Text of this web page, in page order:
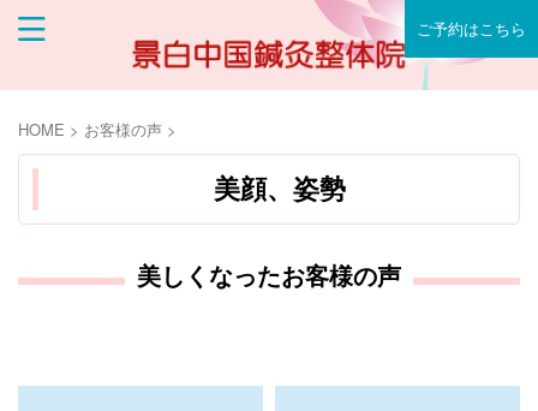
ご予約はこちら
HOME > お客様の声 >
美顔、姿勢
美しくなったお客様の声